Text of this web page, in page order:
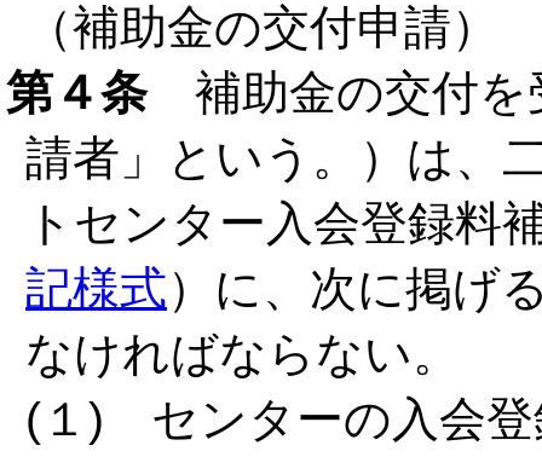
（補助金の交付申請）
第４条補助金の交付を
請者」という。）は、
トセンター入会登録料
記様式）に、次に掲げ
なければならない。
(１) センターの入会登